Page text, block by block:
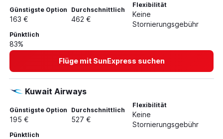
Günstigste Option
163 €
Durchschnittlich
462 €
Flexibilität
Keine
Stornierungsgebühr
Pünktlich
83%
Flüge mit SunExpress suchen
Kuwait Airways
Günstigste Option
195 €
Durchschnittlich
527 €
Flexibilität
Keine
Stornierungsgebühr
Pünktlich